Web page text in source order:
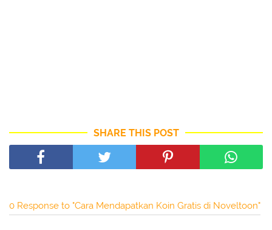
SHARE THIS POST
0 Response to "Cara Mendapatkan Koin Gratis di Noveltoon"